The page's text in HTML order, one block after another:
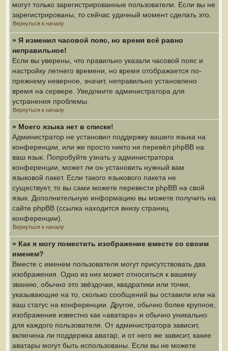
могут только зарегистрированные пользователи. Если вы не
зарегистрированы, то сейчас удачный момент сделать это.
Вернуться к началу
» Я изменил часовой пояс, но время всё равно
неправильное!
Если вы уверены, что правильно указали часовой пояс и
настройку летнего времени, но время отображается по-
прежнему неверное, значит, неправильно установлено
время на сервере. Уведомите администратора для
устранения проблемы.
Вернуться к началу
» Моего языка нет в списке!
Администратор не установил поддержку вашего языка на
конференции, или же просто никто не перевёл phpBB на
ваш язык. Попробуйте узнать у администратора
конференции, может ли он установить нужный вам
языковой пакет. Если такого языкового пакета не
существует, то вы сами можете перевести phpBB на свой
язык. Дополнительную информацию вы можете получить на
сайте phpBB (ссылка находится внизу страниц
конференции).
Вернуться к началу
» Как я могу поместить изображение вместе со своим
именем?
Вместе с именем пользователя могут присутствовать два
изображения. Одно из них может относиться к вашему
званию, обычно это звёздочки, квадратики или точки,
указывающие на то, сколько сообщений вы оставили или на
ваш статус на конференции. Другое, обычно более крупное,
изображение известно как «аватара» и обычно уникально
для каждого пользователя. От администратора зависит,
включена ли поддержка аватар, и от него же зависит, какие
аватары могут быть использованы. Если вы не можете